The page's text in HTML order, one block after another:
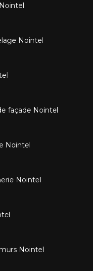
Nointel
façade Nointel
Nointel
Nointel
Nointel